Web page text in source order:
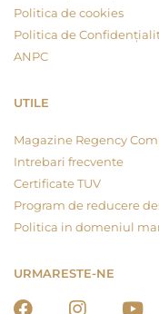
Politica de cookies
Politica de
ANPC
UTILE
Magazine Regency
Intrebari frecvente
Certificate TUV
Program de reducere
Politica in domeniul
URMARESTE-NE